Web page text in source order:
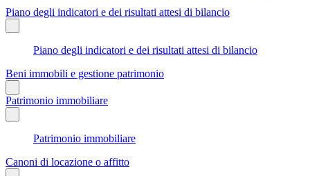
Piano degli indicatori e dei risultati attesi di bilancio
Piano degli indicatori e dei risultati attesi di bilancio
Beni immobili e gestione patrimonio
Patrimonio immobiliare
Patrimonio immobiliare
Canoni di locazione o affitto